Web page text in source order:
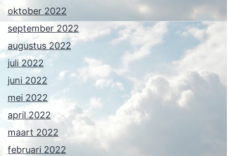
oktober 2022
september 2022
augustus 2022
juli 2022
juni 2022
mei 2022
april 2022
maart 2022
februari 2022